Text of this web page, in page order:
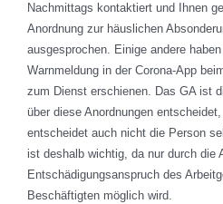
Nachmittags kontaktiert und Ihnen
Anordnung zur häuslichen
ausgesprochen. Einige andere
Warnmeldung in der Corona-App
zum Dienst erschienen. Das GA ist
über diese Anordnungen
entscheidet auch nicht die Person
ist deshalb wichtig, da nur durch die
Entschädigungsanspruch des
Beschäftigten möglich wird.